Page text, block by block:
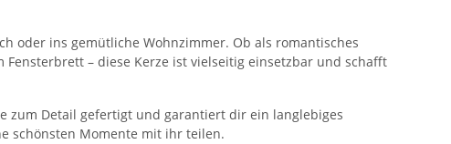
oder ins gemütliche Wohnzimmer. Ob als romantisches
– diese Kerze ist vielseitig einsetzbar und schafft
zum Detail gefertigt und garantiert dir ein langlebiges
schönsten Momente mit ihr teilen.